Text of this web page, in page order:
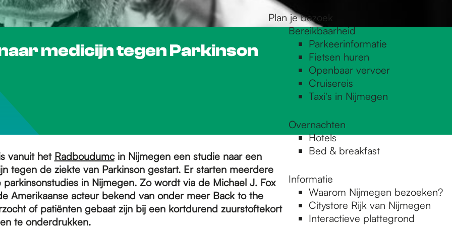
Plan je bezoek
Bereikbaarheid
Parkeerinformatie
Fietsen huren
Openbaar vervoer
Cruisereis
Taxi's in Nijmegen
Overnachten
Hotels
Bed & breakfast
Informatie
Waarom Nijmegen bezoeken?
Citystore Rijk van Nijmegen
Interactieve plattegrond
medicijn tegen Parkinson
vanuit het Radboudumcin Nijmegen een studie naar een
tegen de ziekte van Parkinson gestart. Er starten meerdere
parkinsonstudies in Nijmegen. Zo wordt via de Michael J. Fox
Amerikaanse acteur bekend van onder meer Back to the
of patiënten gebaat zijn bij een kortdurend zuurstoftekort
te onderdrukken.